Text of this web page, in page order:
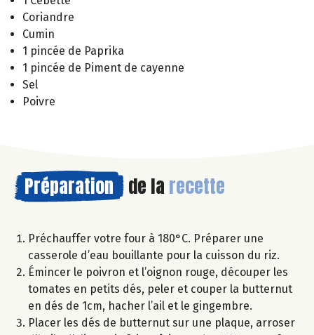
Coriandre
Cumin
1 pincée de Paprika
1 pincée de Piment de cayenne
Sel
Poivre
Préparation de la recette
Préchauffer votre four à 180°C. Préparer une
casserole d’eau bouillante pour la cuisson du riz.
Émincer le poivron et l’oignon rouge, découper les
tomates en petits dés, peler et couper la butternut
en dés de 1cm, hacher l’ail et le gingembre.
Placer les dés de butternut sur une plaque, arroser